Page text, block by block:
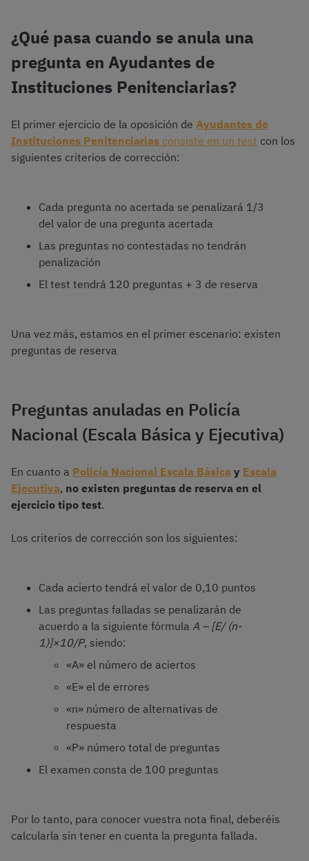
¿Qué pasa cuando se anula una
pregunta en Ayudantes de
Instituciones Penitenciarias?
El primer ejercicio de la oposición de Ayudantes de
Instituciones Penitenciarias consiste en un test con los
siguientes criterios de corrección:
Cada pregunta no acertada se penalizará 1/3
del valor de una pregunta acertada
Las preguntas no contestadas no tendrán
penalización
El test tendrá 120 preguntas + 3 de reserva
Una vez más, estamos en el primer escenario: existen
preguntas de reserva
Preguntas anuladas en Policía
Nacional (Escala Básica y Ejecutiva)
En cuanto a Policía Nacional Escala Básica y Escala
Ejecutiva, no existen preguntas de reserva en el
ejercicio tipo test.
Los criterios de corrección son los siguientes:
Cada acierto tendrá el valor de 0,10 puntos
Las preguntas falladas se penalizarán de
acuerdo a la siguiente fórmula A – [E/ (n-
1)]×10/P, siendo:
«A» el número de aciertos
«E» el de errores
«n» número de alternativas de
respuesta
«P» número total de preguntas
El examen consta de 100 preguntas
Por lo tanto, para conocer vuestra nota final, deberéis
calcularla sin tener en cuenta la pregunta fallada.